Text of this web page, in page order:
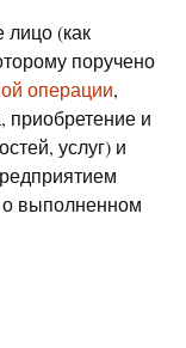
лицо (как
поручено
операции,
приобретение и
услуг) и
выполненном